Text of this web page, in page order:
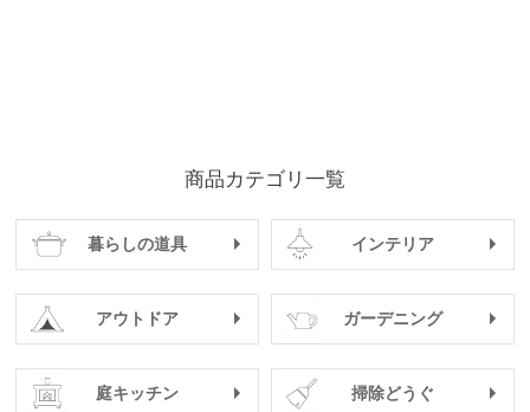
商品カテゴリ一覧
暮らしの道具 インテリア
アウトドア ガーデニング
庭キッチン 掃除どうぐ